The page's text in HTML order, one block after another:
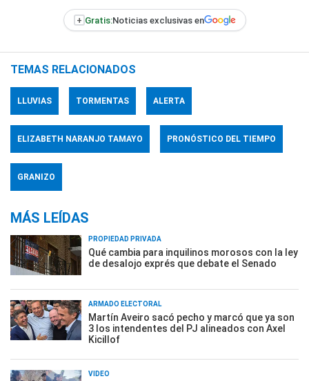
+ Gratis:Noticias exclusivas en
TEMAS RELACIONADOS
LLUVIAS TORMENTAS ALERTA
ELIZABETH NARANJO TAMAYO PRONÓSTICO DEL TIEMPO
GRANIZO
MÁS LEÍDAS
PROPIEDAD PRIVADA
Qué cambia para inquilinos morosos con la ley
de desalojo exprés que debate el Senado
ARMADO ELECTORAL
Martín Aveiro sacó pecho y marcó que ya son
3 los intendentes del PJ alineados con Axel
Kicillof
VIDEO